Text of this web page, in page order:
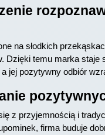
na słodkich
Dzięki temu marka staje
jej pozytywny odbiór
z przyjemnością i
firma buduje